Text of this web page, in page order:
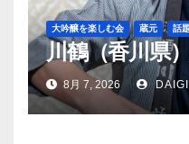
大吟醸を楽しむ会 蔵元 話
川鶴（香川県
8月 7, 2026